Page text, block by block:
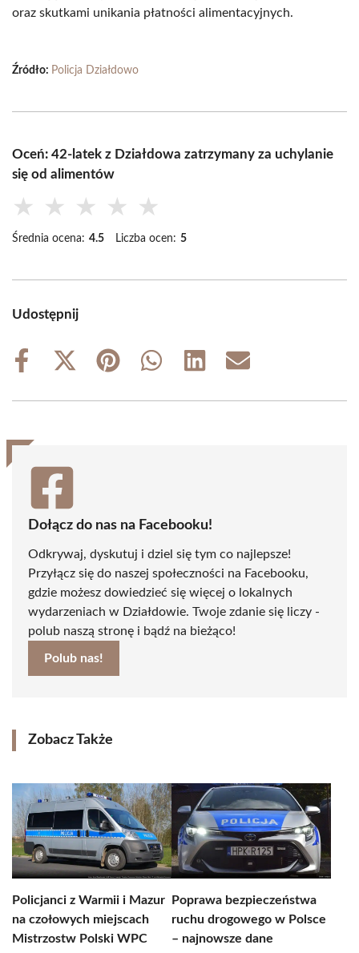
oraz skutkami unikania płatności alimentacyjnych.
Źródło: Policja Działdowo
Oceń: 42-latek z Działdowa zatrzymany za uchylanie
się od alimentów
★ ★ ★ ★ ★
Średnia ocena: 4.5 Liczba ocen: 5
Udostępnij
Share
Share
(Twitter)
Share
Share
Share
Share
Dołącz do nas na Facebooku!
Odkrywaj, dyskutuj i dziel się tym co najlepsze!
Przyłącz się do naszej społeczności na Facebooku,
gdzie możesz dowiedzieć się więcej o lokalnych
wydarzeniach w Działdowie. Twoje zdanie się liczy -
polub naszą stronę i bądź na bieżąco!
Polub nas!
Zobacz Także
Policjanci z Warmii i Mazur
na czołowych miejscach
Mistrzostw Polski WPC
Poprawa bezpieczeństwa
ruchu drogowego w Polsce
– najnowsze dane